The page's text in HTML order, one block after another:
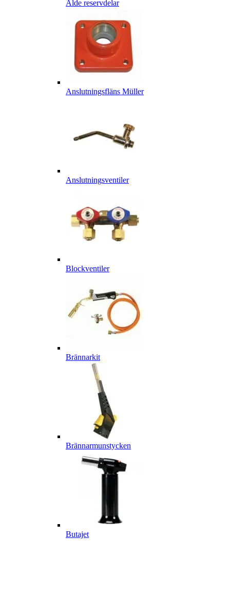
Alde reservdelar
Anslutningsfläns Müller
Anslutningsventiler
Blockventiler
Brännarkit
Brännarmunstycken
Butajet